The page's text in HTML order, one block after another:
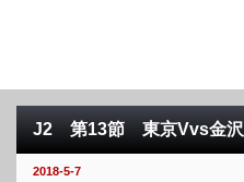
J2 第13節 東京Vvs金沢
2018-5-7